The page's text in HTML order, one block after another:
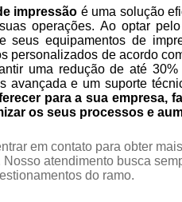
impressão é uma solução
operações. Ao optar
seus equipamentos de
personalizados de acordo
uma redução de até
avançada e um suporte
para a sua empresa,
os seus processos e
em contato para obter
Nosso atendimento busca
do ramo.